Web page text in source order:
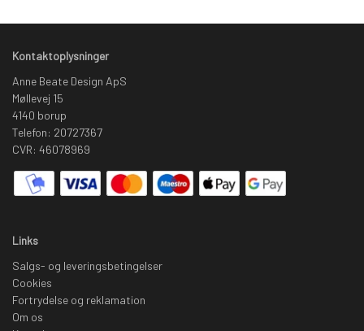
Kontaktoplysninger
Anne Beate Design ApS
Møllevej 15
4140 borup
Telefon: 20727367
CVR: 46078969
Links
Salgs- og leveringsbetingelser
Cookies
Fortrydelse og reklamation
Om os